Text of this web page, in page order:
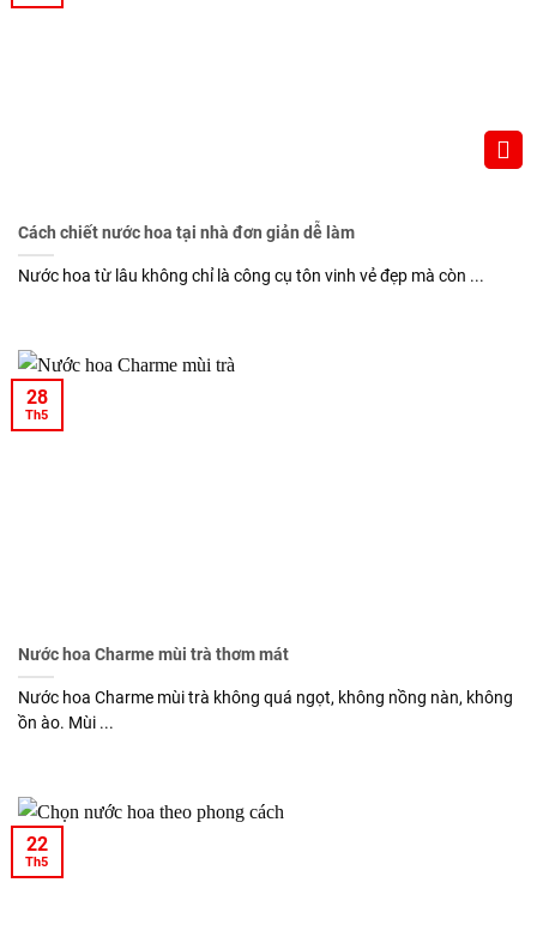
Cách chiết nước hoa tại nhà đơn giản dễ làm
Nước hoa từ lâu không chỉ là công cụ tôn vinh vẻ đẹp mà còn ...
Nước hoa Charme mùi trà thơm mát
Nước hoa Charme mùi trà không quá ngọt, không nồng nàn, không
ồn ào. Mùi ...
28
Th5
22
Th5